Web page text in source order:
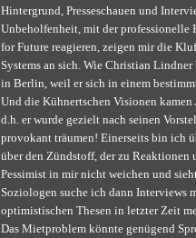
Hintergrund, Presseschauen und
Unbeholfenheit, mit der
for Future reagieren, zeigen mir die
Systems an sich. Wie Christian
in Berlin, weil er sich in einem
Und die Kühnertschen Visionen
d.h. er wurde gezielt nach seinen
provokant träumen! Einerseits bin ich
über den Zündstoff, der zu
Pessimist in mir nicht weichen und
Soziologen suche ich dann Interviews
optimistischen Thesen in letzter Zeit
Das Mietproblem könnte genügend